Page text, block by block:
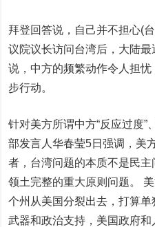
拜登回答说，自己并不担心(
议院议长访问台湾后，大陆
说，中方的频繁动作令人担
步行动。
针对美方所谓中方“反应过度”
部发言人华春莹5日强调，美
者，台湾问题的本质不是民
领土完整的重大原则问题。
个州从美国分裂出去，打算
武器和政治支持，美国政府和